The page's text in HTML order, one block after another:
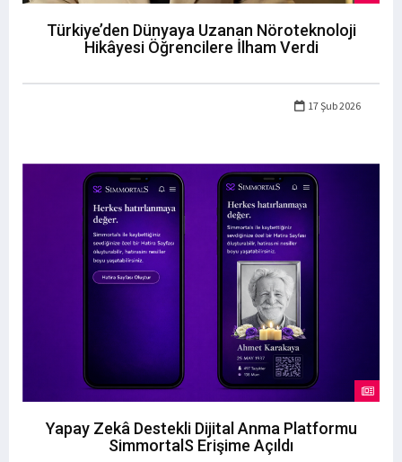
Türkiye’den Dünyaya Uzanan Nöroteknoloji
Hikâyesi Öğrencilere İlham Verdi
17 Şub 2026
Yapay Zekâ Destekli Dijital Anma Platformu
SimmortalS Erişime Açıldı